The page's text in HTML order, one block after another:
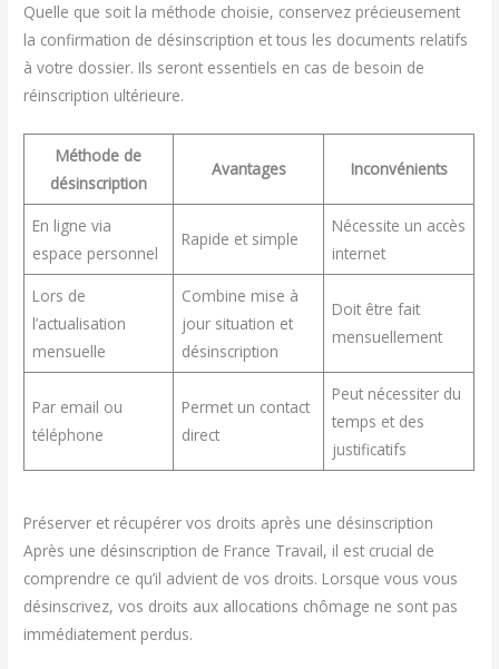
Quelle que soit la méthode choisie, conservez précieusement
la confirmation de désinscription et tous les documents relatifs
à votre dossier. Ils seront essentiels en cas de besoin de
réinscription ultérieure.
Méthode de
désinscription
Avantages Inconvénients
En ligne via
espace personnel
Rapide et simple
Nécessite un accès
internet
Lors de
l’actualisation
mensuelle
Combine mise à
jour situation et
désinscription
Doit être fait
mensuellement
Par email ou
téléphone
Permet un contact
direct
Peut nécessiter du
temps et des
justificatifs
Préserver et récupérer vos droits après une désinscription
Après une désinscription de France Travail, il est crucial de
comprendre ce qu’il advient de vos droits. Lorsque vous vous
désinscrivez, vos droits aux allocations chômage ne sont pas
immédiatement perdus.